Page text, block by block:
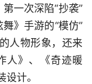
一次深陷“抄袭”
》手游的“模仿”
人物形象，还来
人》、《奇迹暖
计。